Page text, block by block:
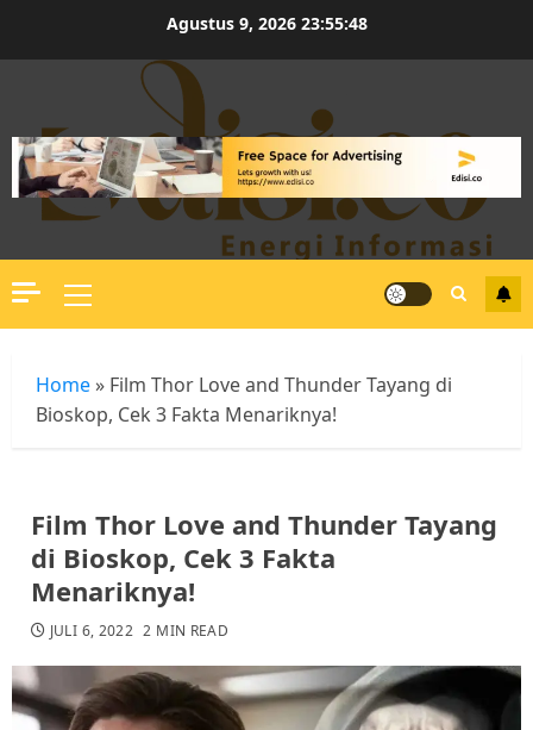
Agustus 9, 2026 23:55:49
Primary
Menu
Home » Film Thor Love and Thunder Tayang di
Bioskop, Cek 3 Fakta Menariknya!
Film Thor Love and Thunder Tayang
di Bioskop, Cek 3 Fakta
Menariknya!
JULI 6, 2022 2 MIN READ